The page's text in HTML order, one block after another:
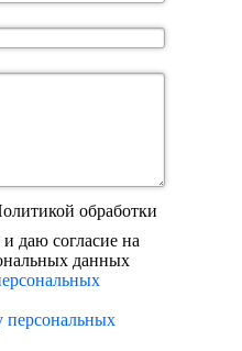
обработки
даю согласие на
данных
персональных